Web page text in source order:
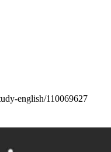
english/110069627